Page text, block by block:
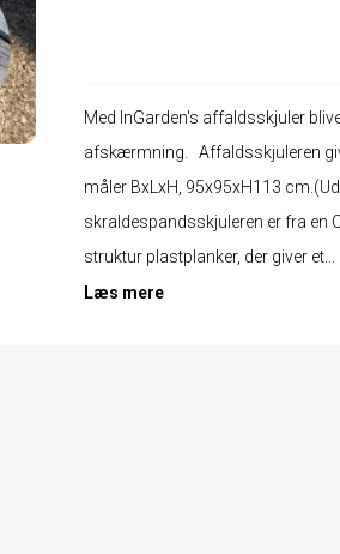
Med InGarden's affaldsskjuler
afskærmning. Affaldsskjuleren
måler BxLxH, 95x95xH113
skraldespandsskjuleren er fra en
struktur plastplanker, der giver et...
Læs mere